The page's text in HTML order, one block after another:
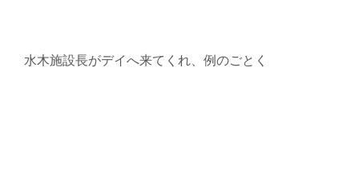
水木施設長がデイへ来てくれ、例のごとく